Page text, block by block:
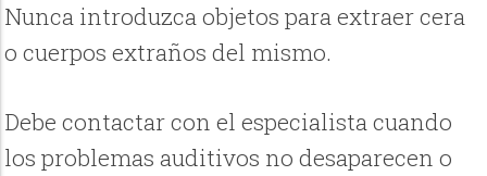
Nunca introduzca objetos para extraer cera
o cuerpos extraños del mismo.
Debe contactar con el especialista cuando
los problemas auditivos no desaparecen o